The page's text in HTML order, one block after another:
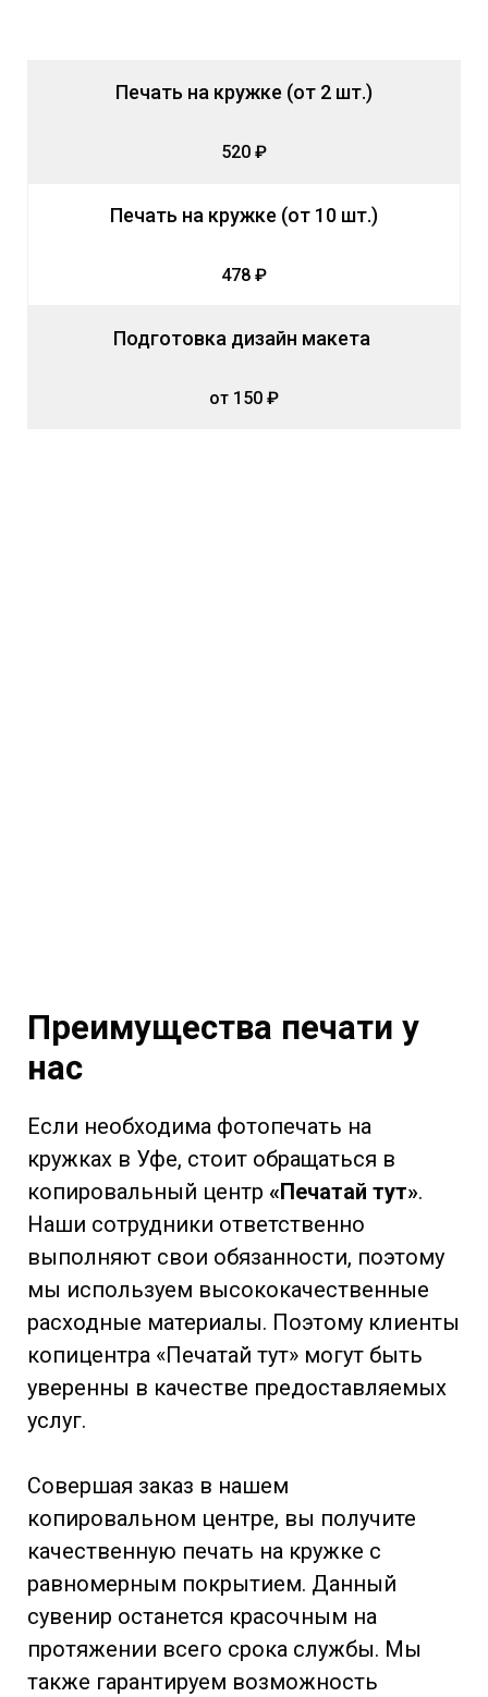
Печать на кружке (от 2 шт.)
520 ₽
Печать на кружке (от 10 шт.)
478 ₽
Подготовка дизайн макета
от 150 ₽
Преимущества печати у
нас
Если необходима фотопечать на
кружках в Уфе, стоит обращаться в
копировальный центр «Печатай тут».
Наши сотрудники ответственно
выполняют свои обязанности, поэтому
мы используем высококачественные
расходные материалы. Поэтому клиенты
копицентра «Печатай тут» могут быть
уверенны в качестве предоставляемых
услуг.
Совершая заказ в нашем
копировальном центре, вы получите
качественную печать на кружке с
равномерным покрытием. Данный
сувенир останется красочным на
протяжении всего срока службы. Мы
также гарантируем возможность